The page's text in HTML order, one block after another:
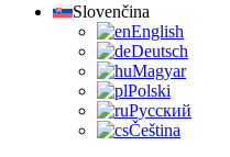
Slovenčina
English
Deutsch
Magyar
Polski
Русский
Čeština